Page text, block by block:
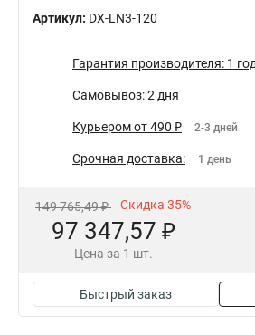
Артикул: DX-LN3-120
Гарантия производителя: 1
Самовывоз: 2 дня
Курьером от 490 ₽ 2-3 дней
Срочная доставка: 1 день
149 765,49 ₽ Скидка 35%
97 347,57 ₽
Цена за 1 шт.
Быстрый заказ